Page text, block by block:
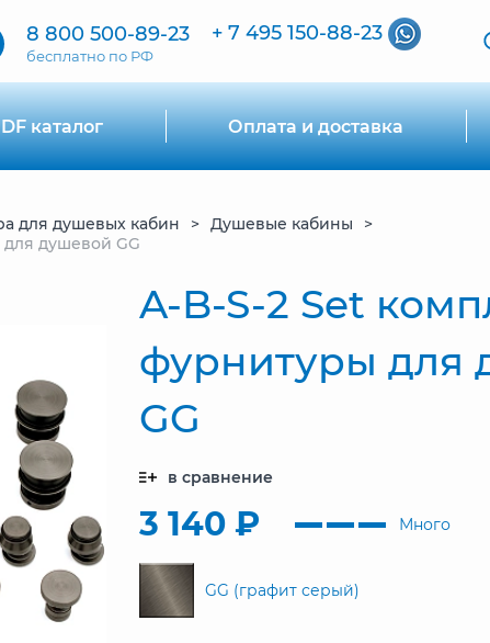
8 800 500-89-23
бесплатно по РФ
+ 7 495 150-88-23
каталог Оплата и доставка
для душевых кабин
Душевые кабины
душевой GG
A-B-S-2 Set
фурнитуры для
GG
в сравнение
3 140 ₽ Много
GG (графит серый)